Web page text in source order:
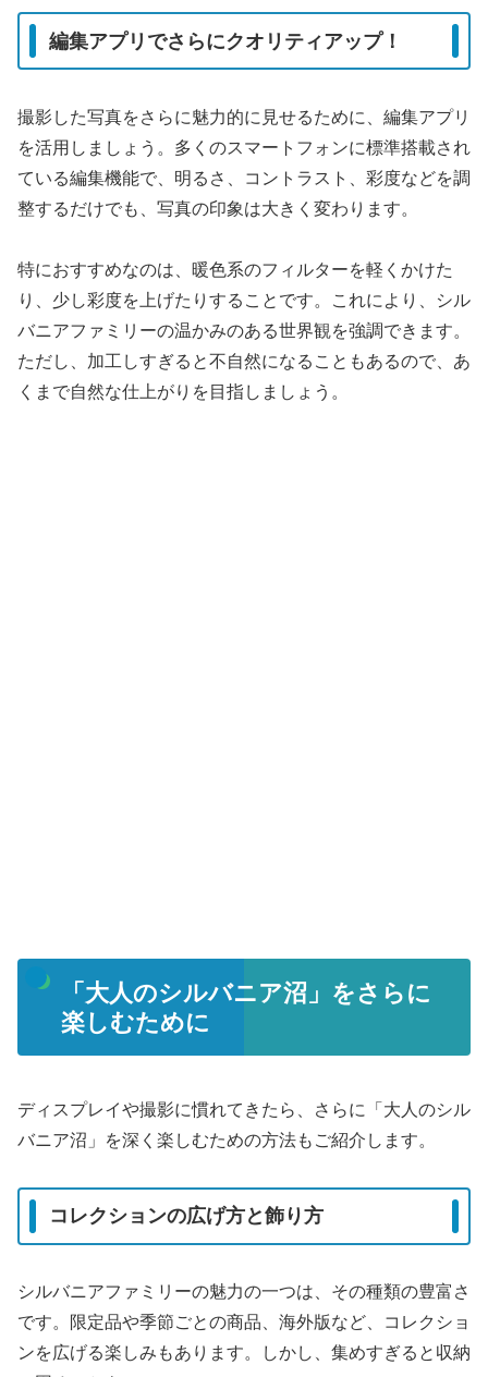
編集アプリでさらにクオリティアップ！
撮影した写真をさらに魅力的に見せるために、編集アプリ
を活用しましょう。多くのスマートフォンに標準搭載され
ている編集機能で、明るさ、コントラスト、彩度などを調
整するだけでも、写真の印象は大きく変わります。
特におすすめなのは、暖色系のフィルターを軽くかけた
り、少し彩度を上げたりすることです。これにより、シル
バニアファミリーの温かみのある世界観を強調できます。
ただし、加工しすぎると不自然になることもあるので、あ
くまで自然な仕上がりを目指しましょう。
「大人のシルバニア沼」をさらに
楽しむために
ディスプレイや撮影に慣れてきたら、さらに「大人のシル
バニア沼」を深く楽しむための方法もご紹介します。
コレクションの広げ方と飾り方
シルバニアファミリーの魅力の一つは、その種類の豊富さ
です。限定品や季節ごとの商品、海外版など、コレクショ
ンを広げる楽しみもあります。しかし、集めすぎると収納